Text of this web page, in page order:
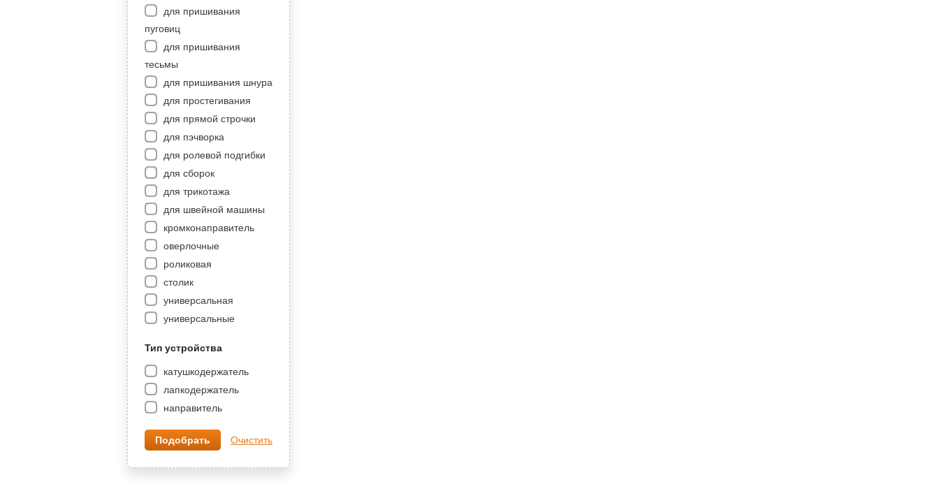
для пришивания
пуговиц
для пришивания
тесьмы
для пришивания шнура
для простегивания
для прямой строчки
для пэчворка
для ролевой подгибки
для сборок
для трикотажа
для швейной машины
кромконаправитель
оверлочные
роликовая
столик
универсальная
универсальные
Тип устройства
катушкодержатель
лапкодержатель
направитель
Очистить